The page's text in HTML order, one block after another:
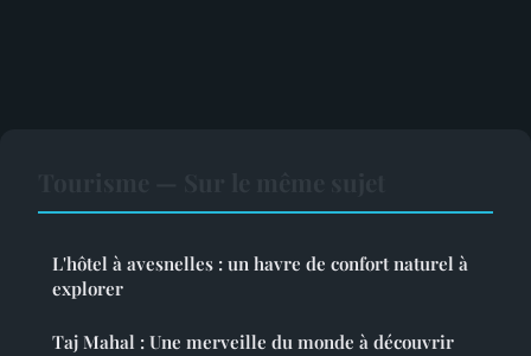
L'hôtel à avesnelles : un havre de confort naturel à
explorer
Taj Mahal : Une merveille du monde à découvrir